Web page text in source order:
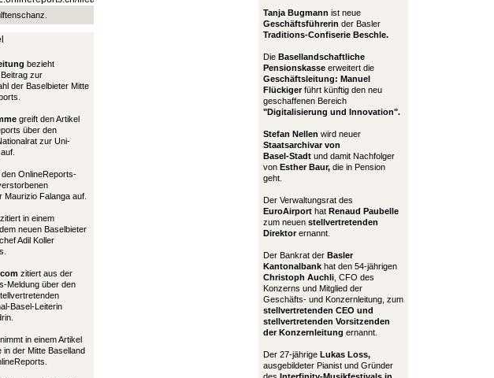
bezieht
zur
der Baselbieter Mitte
greift den Artikel
über den
zur Uni-
den OnlineReports-
Maurizio Falanga auf.
zitiert in einem
neuen Baselbieter
Adil Koller
zitiert aus der
Meldung über den
Basel-Leiterin
nimmt in einem Artikel
in der Mitte Baselland
Tanja Bugmann ist neue
Geschäftsführerin der Basler
Traditions-Confiserie Beschle.
Die Basellandschaftliche
Pensionskasse erweitert die
Geschäftsleitung: Manuel
Flückigerführt künftig den neu
geschaffenen Bereich
"Digitalisierung und Innovation".
Stefan Nellen wird neuer
Staatsarchivar von
Basel-Stadt und damit Nachfolger
von Esther Baur, die in Pension
geht.
Der Verwaltungsrat des
EuroAirport hat Renaud Paubelle
zum neuen stellvertretenden
Direktorernannt.
Der Bankrat der Basler
Kantonalbank hat den 54-jährigen
Christoph Auchli , CFO des
Konzerns und Mitglied der
Geschäfts- und Konzernleitung, zum
stellvertretenden CEO und
stellvertretenden Vorsitzenden
der Konzernleitung ernannt.
Der 27-jährige Lukas Loss,
ausgebildeter Pianist und Gründer